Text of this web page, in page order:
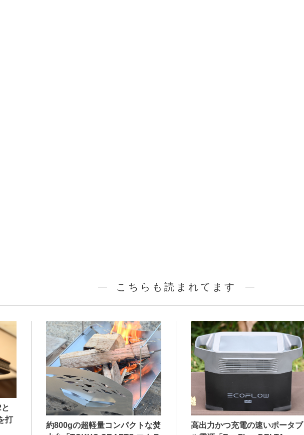
こちらも読まれてます
打
約800gの超軽量コンパクトな焚
高出力かつ充電の速いポータブ